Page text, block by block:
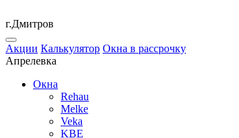
г.Дмитров
Акции Калькулятор Окна в рассрочку
Апрелевка
Окна
Rehau
Melke
Veka
KBE